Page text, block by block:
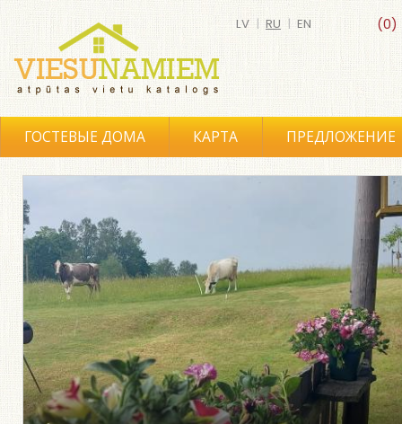
(0)
LV | RU | EN
ГОСТЕВЫЕ ДОМА КАРТА ПРЕДЛОЖЕНИЕ